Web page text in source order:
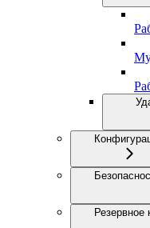
Резервное